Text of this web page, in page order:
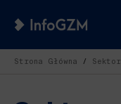
Strona Główna